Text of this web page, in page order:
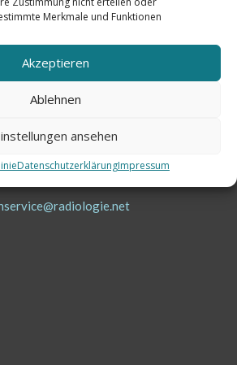
Merkmale und Funktionen
Akzeptieren
Ablehnen
ansehen
DatenschutzerklärungImpressum
für Sie da.